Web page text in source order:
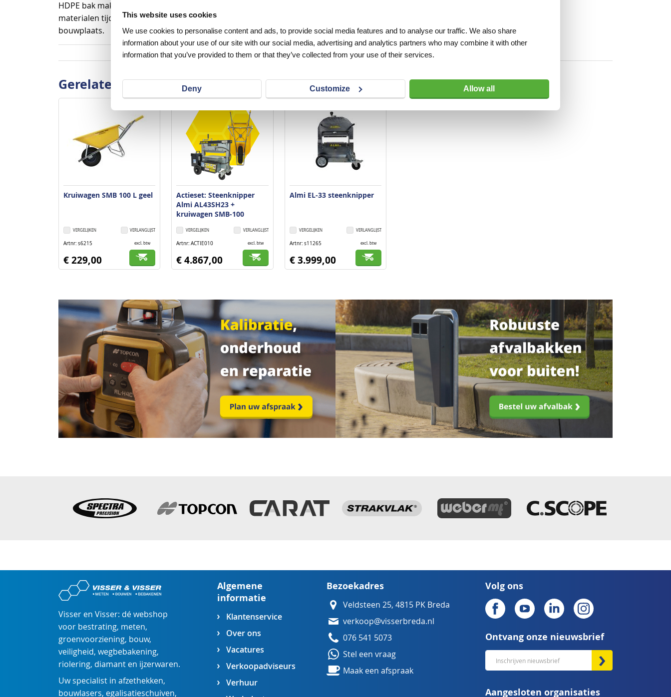
This website uses cookies
We use cookies to personalise content and ads, to provide social media features and to analyse our traffic. We also share
information about your use of our site with our social media, advertising and analytics partners who may combine it with other
information that you’ve provided to them or that they’ve collected from your use of their services.
Deny Customize Allow all
HDPE bak maken de kruiwagen geschikt voor het verplaatsen van
materialen tijdens straatwerk en andere werkzaamheden op de
bouwplaats.
Gerelateerde producten
Kruiwagen SMB 100 L geel
VERLANGLIJST
VERGELIJKEN
Artnr s6215 excl. btw
€ 229,00
Actieset: Steenknipper
Almi AL43SH23 +
kruiwagen SMB-100
VERLANGLIJST
VERGELIJKEN
Artnr ACTIE010 excl. btw
€ 4.867,00
Almi EL-33 steenknipper
VERLANGLIJST
VERGELIJKEN
Artnr s11265 excl. btw
€ 3.999,00
Visser en Visser: dé webshop
voor bestrating, meten,
groenvoorziening, bouw,
veiligheid, wegbebakening,
riolering, diamant en ijzerwaren.
Uw specialist in afzethekken,
bouwlasers, egalisatieschuiven,
Algemene
informatie
Klantenservice
Over ons
Vacatures
Verkoopadviseurs
Verhuur
Bezoekadres
Veldsteen 25, 4815 PK Breda
verkoop@visserbreda.nl
076 541 5073
Stel een vraag
Maak een afspraak
Volg ons
Ontvang onze nieuwsbrief
Abonneer
u
onze
Aangesloten organisaties